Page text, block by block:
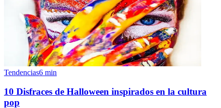
Tendencias6 min
10 Disfraces de Halloween inspirados en la cultura
pop